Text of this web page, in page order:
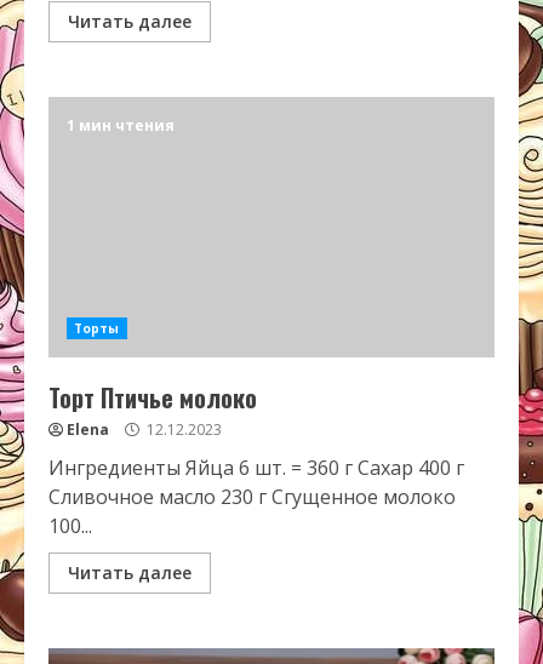
Читать далее
1 мин чтения
Торты
Торт Птичье молоко
Elena 12.12.2023
Ингредиенты Яйца 6 шт. = 360 г Сахар 400 г
Сливочное масло 230 г Сгущенное молоко
100...
Читать далее